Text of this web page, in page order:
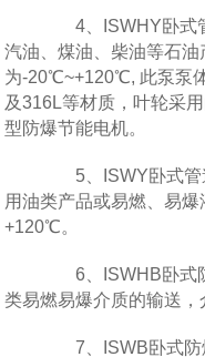
4、ISWHY卧式管
汽油、煤油、柴油等石
为-20℃~+120℃, 此泵泵
及316L等材质，叶轮采
型防爆节能电机。
5、ISWY卧式管
用油类产品或易燃、易
+120℃。
6、ISWHB卧式防
类易燃易爆介质的输送
7、ISWB卧式防